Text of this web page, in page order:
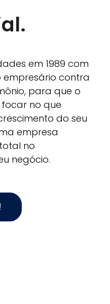
em 1989 com
contra
para que o
no que
do seu
empresa
no
negócio.